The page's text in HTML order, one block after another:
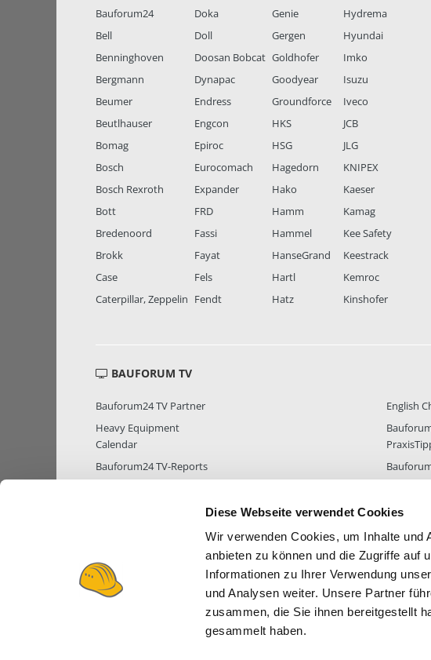
Diese Webseite verwendet Cookies
Wir verwenden Cookies, um Inhalte und
anbieten zu können und die Zugriffe auf
Informationen zu Ihrer Verwendung
und Analysen weiter. Unsere Partner
zusammen, die Sie ihnen bereitgestellt
gesammelt haben.
Bauforum24
Bell
Benninghoven
Bergmann
Beumer
Beutlhauser
Bomag
Bosch
Bosch Rexroth
Bott
Bredenoord
Brokk
Case
Caterpillar, Zeppelin
Doka
Doll
Doosan Bobcat
Dynapac
Endress
Engcon
Epiroc
Eurocomach
Expander
FRD
Fassi
Fayat
Fels
Fendt
Genie
Gergen
Goldhofer
Goodyear
Groundforce
HKS
HSG
Hagedorn
Hako
Hamm
Hammel
HanseGrand
Hartl
Hatz
Hydrema
Hyundai
Imko
Isuzu
Iveco
JCB
JLG
KNIPEX
Kaeser
Kamag
Kee Safety
Keestrack
Kemroc
Kinshofer
BAUFORUM TV
Bauforum24 TV Partner
Heavy Equipment
Calendar
Bauforum24 TV-Reports
English
MITGLIEDER STATISTIK MITGLIEDER38.432